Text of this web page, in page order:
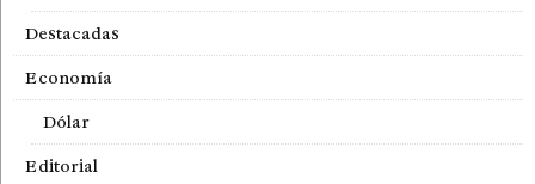
Destacadas
Economía
Dólar
Editorial